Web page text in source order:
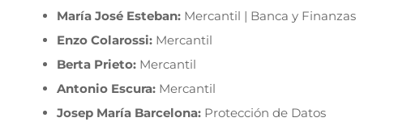
María José Esteban: Mercantil | Banca y Finanzas
Enzo Colarossi: Mercantil
Berta Prieto: Mercantil
Antonio Escura: Mercantil
Josep María Barcelona: Protección de Datos